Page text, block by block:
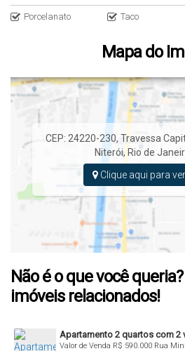
Porcelanato Taco
Mapa do
CEP: 24220-230, Travessa
Niterói, Rio de
Clique aqui para
Não é o que você
imóveis relacionados!
Apartamento 2 quartos com 2
R$ 590.000
Valor de Venda
Rua